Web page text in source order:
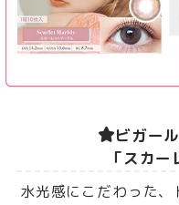
ビガー
「スカー
水光感にこだわった